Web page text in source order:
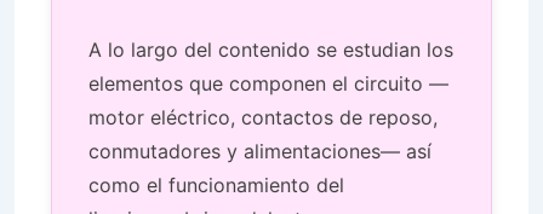
A lo largo del contenido se estudian los
elementos que componen el circuito —
motor eléctrico, contactos de reposo,
conmutadores y alimentaciones— así
como el funcionamiento del